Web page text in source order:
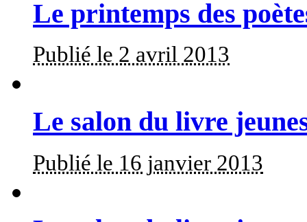
Le printemps des
Publié le 2 avril 2013
Le salon du livre
Publié le 16 janvier 2013